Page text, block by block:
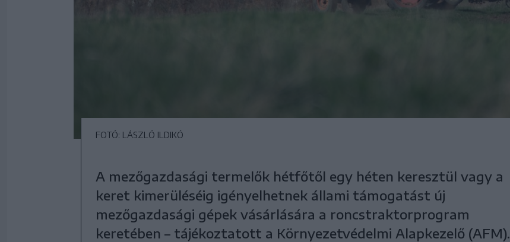
FOTÓ: LÁSZLÓ ILDIKÓ
A mezőgazdasági termelők hétfőtől egy héten keresztül vagy a
keret kimerüléséig igényelhetnek állami támogatást új
mezőgazdasági gépek vásárlására a roncstraktorprogram
keretében – tájékoztatott a Környezetvédelmi Alapkezelő (AFM).